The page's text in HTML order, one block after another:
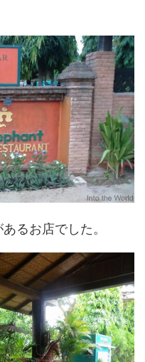
るお店でした。